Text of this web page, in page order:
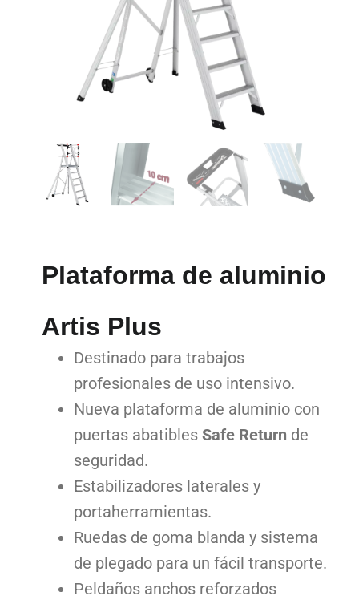
Plataforma de aluminio
Artis Plus
Destinado para trabajos
profesionales de uso intensivo.
Nueva plataforma de aluminio con
puertas abatibles Safe Return de
seguridad.
Estabilizadores laterales y
portaherramientas.
Ruedas de goma blanda y sistema
de plegado para un fácil transporte.
Peldaños anchos reforzados